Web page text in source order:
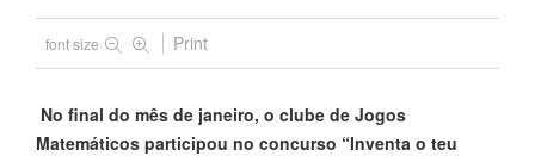
font size Print
No final do mês de janeiro, o clube de Jogos
Matemáticos participou no concurso “Inventa o teu